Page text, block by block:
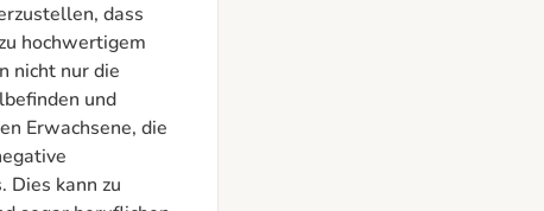
dass
hochwertigem
nicht nur die
und
Erwachsene, die
Dies kann zu